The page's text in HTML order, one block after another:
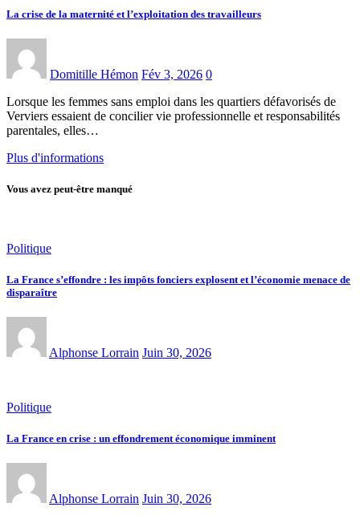
La crise de la maternité et l’exploitation des travailleurs
Domitille Hémon Fév 3, 2026 0
Lorsque les femmes sans emploi dans les quartiers défavorisés de
Verviers essaient de concilier vie professionnelle et responsabilités
parentales, elles…
Plus d'informations
Vous avez peut-être manqué
Politique
La France s’effondre : les impôts fonciers explosent et l’économie menace de
disparaître
Alphonse Lorrain Juin 30, 2026
Politique
La France en crise : un effondrement économique imminent
Alphonse Lorrain Juin 30, 2026